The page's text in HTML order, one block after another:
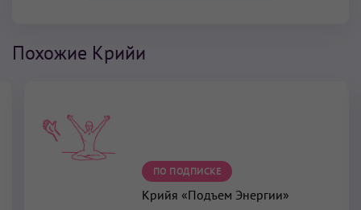
Похожие Крийи
ПО ПОДПИСКЕ
Крийя «Подъем Энергии»